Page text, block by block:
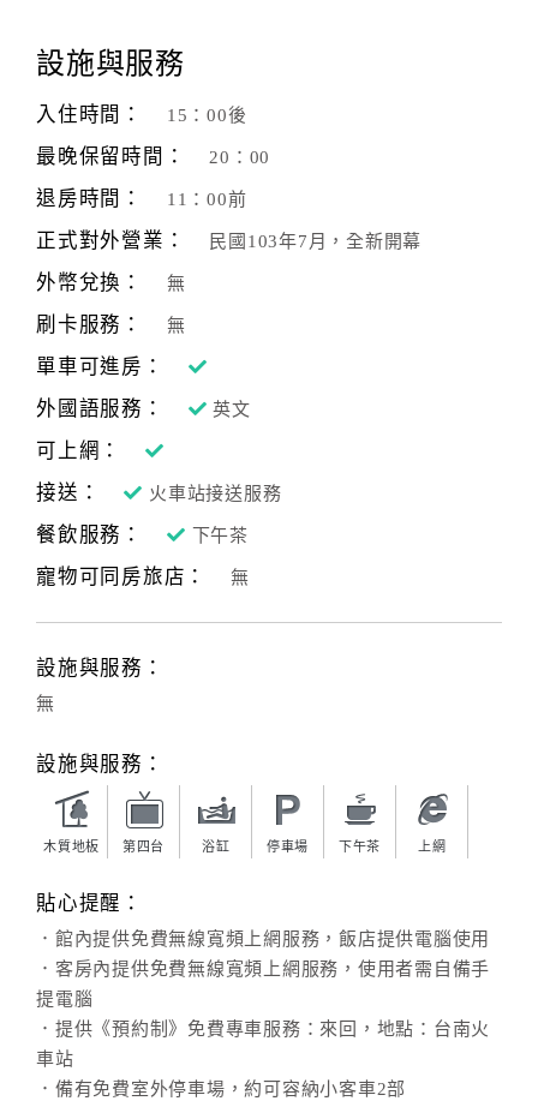
設施與服務
入住時間： 15：00後
最晚保留時間： 20：00
退房時間： 11：00前
正式對外營業： 民國103年7月，全新開幕
外幣兌換： 無
刷卡服務： 無
單車可進房：
外國語服務：
英文
可上網：
接送：
火車站接送服務
餐飲服務： 下午茶
寵物可同房旅店： 無
設施與服務：
無
設施與服務：
木質地板 第四台 浴缸 停車場 下午茶 上網
貼心提醒：
．館內提供免費無線寬頻上網服務，飯店提供電腦使用
．客房內提供免費無線寬頻上網服務，使用者需自備手
提電腦
．提供《預約制》免費專車服務：來回，地點：台南火
車站
．備有免費室外停車場，約可容納小客車2部